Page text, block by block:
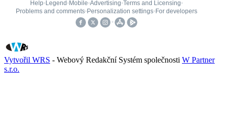
Vytvořil WRS - Webový Redakční Systém společnosti W Partner
s.r.o.